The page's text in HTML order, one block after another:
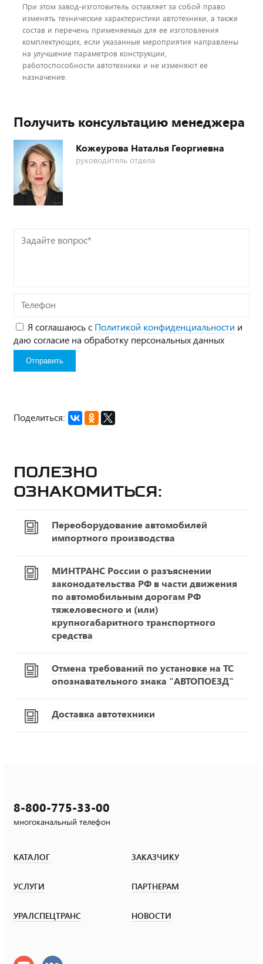
При этом завод-изготовитель оставляет за собой право
изменять технические характеристики автотехники, а также
состав и перечень применяемых для ее изготовления
комплектующих, если указанные мероприятия направлены
на улучшение параметров конструкции,
работоспособности автотехники и не изменяют ее
назначение.
Получить консультацию менеджера
Кожеурова Наталья Георгиевна
руководитель отдела
Задайте
вопрос*
Телефон
Я соглашаюсь с Политикой конфиденциальности и
даю согласие на обработку персональных данных
Поделиться:
Полезно
ознакомиться:
Переоборудование автомобилей
импортного производства
МИНТРАНС России о разъяснении
законодательства РФ в части движения
по автомобильным дорогам РФ
тяжеловесного и (или)
крупногабаритного транспортного
средства
Отмена требований по установке на ТС
опознавательного знака "АВТОПОЕЗД"
Доставка автотехники
8-800-775-33-00
многоканальный телефон
КАТАЛОГ ЗАКАЗЧИКУ
УСЛУГИ ПАРТНЕРАМ
УРАЛСПЕЦТРАНС НОВОСТИ